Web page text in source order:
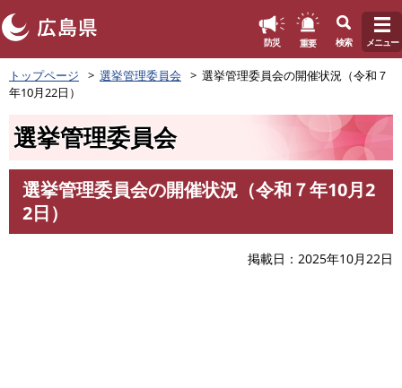
ペ
ー
ジ
防災 重要 検索 メニュー
トップページ 選挙管理委員会
選挙管理委員会の開催状況（令和７
年10月22日）
選挙管理委員会
選挙管理委員会の開催状況（令和７年10月2
2日）
掲載日 2025年10月22日